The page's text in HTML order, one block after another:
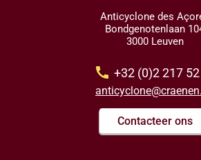
Anticyclone des
Bondgenotenlaan
3000 Leuven
call +32 (0)2 217
Contacteer ons